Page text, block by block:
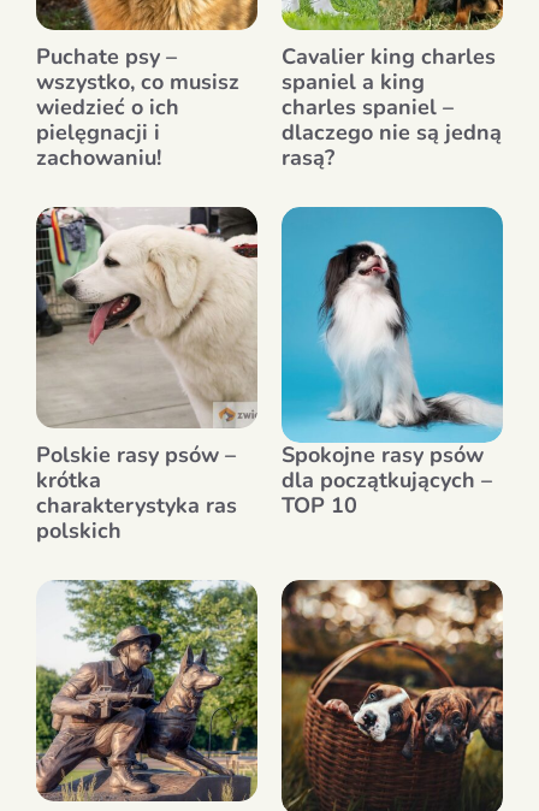
Puchate psy –
wszystko, co musisz
wiedzieć o ich
pielęgnacji i
zachowaniu!
Cavalier king charles
spaniel a king
charles spaniel –
dlaczego nie są jedną
rasą?
Polskie rasy psów –
krótka
charakterystyka ras
polskich
Spokojne rasy psów
dla początkujących –
TOP 10